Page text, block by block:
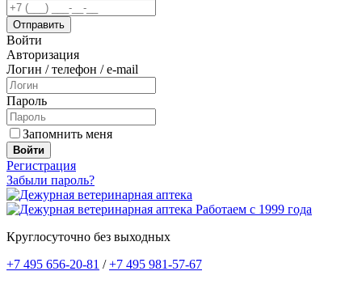
Войти
Авторизация
Логин / телефон / e-mail
Пароль
Запомнить меня
Войти
Регистрация
Забыли пароль?
Работаем с 1999 года
Круглосуточно без выходных
+7 495 656-20-81 /+7 495 981-57-67